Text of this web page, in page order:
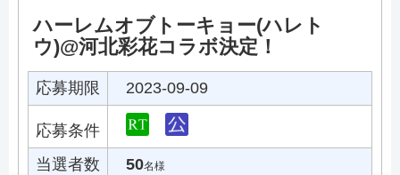
ハーレムオブトーキョー(ハレト
ウ)@河北彩花コラボ決定！
応募期限 2023-09-09
応募条件
当選者数
50名様